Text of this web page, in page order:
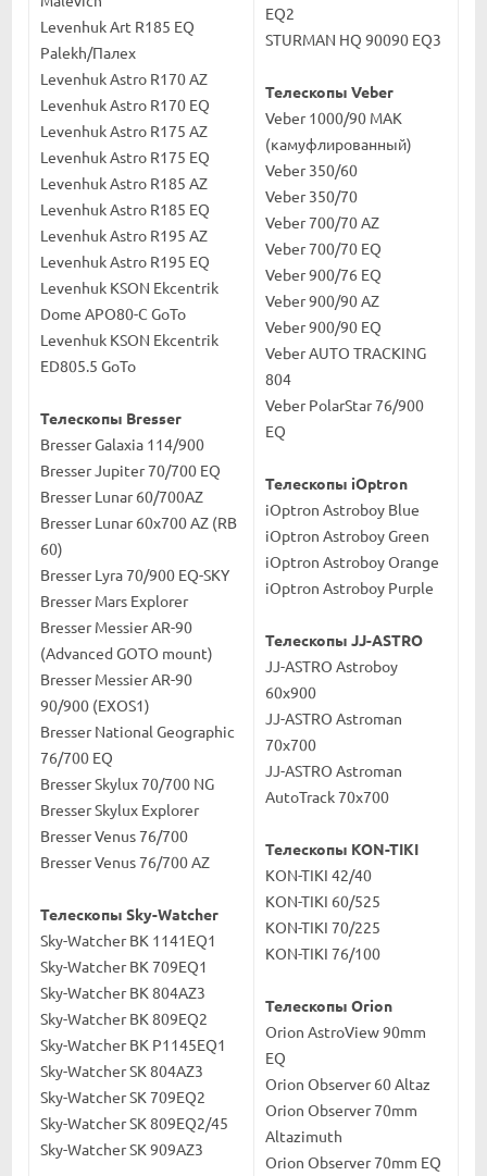
Levenhuk Art R185 EQ
Palekh/Палех
Levenhuk Astro R170 AZ
Levenhuk Astro R170 EQ
Levenhuk Astro R175 AZ
Levenhuk Astro R175 EQ
Levenhuk Astro R185 AZ
Levenhuk Astro R185 EQ
Levenhuk Astro R195 AZ
Levenhuk Astro R195 EQ
Levenhuk KSON Ekcentrik
Dome APO80-C GoTo
Levenhuk KSON Ekcentrik
ED805.5 GoTo
Телескопы Bresser
Bresser Galaxia 114/900
Bresser Jupiter 70/700 EQ
Bresser Lunar 60/700AZ
Bresser Lunar 60х700 AZ (RB
60)
Bresser Lyra 70/900 EQ-SKY
Bresser Mars Explorer
Bresser Messier AR-90
(Advanced GOTO mount)
Bresser Messier AR-90
90/900 (EXOS1)
Bresser National Geographic
76/700 EQ
Bresser Skylux 70/700 NG
Bresser Skylux Explorer
Bresser Venus 76/700
Bresser Venus 76/700 AZ
Телескопы Sky-Watcher
Sky-Watcher BK 1141EQ1
Sky-Watcher BK 709EQ1
Sky-Watcher BK 804AZ3
Sky-Watcher BK 809EQ2
Sky-Watcher BK P1145EQ1
Sky-Watcher SK 804AZ3
Sky-Watcher SK 709EQ2
Sky-Watcher SK 809EQ2/45
Sky-Watcher SK 909AZ3
EQ2
STURMAN HQ 90090 EQ3
Телескопы Veber
Veber 1000/90 MAK
(камуфлированный)
Veber 350/60
Veber 350/70
Veber 700/70 AZ
Veber 700/70 EQ
Veber 900/76 EQ
Veber 900/90 AZ
Veber 900/90 EQ
Veber AUTO TRACKING
804
Veber PolarStar 76/900
EQ
Телескопы iOptron
iOptron Astroboy Blue
iOptron Astroboy Green
iOptron Astroboy Orange
iOptron Astroboy Purple
Телескопы JJ-ASTRO
JJ-ASTRO Astroboy
60x900
JJ-ASTRO Astroman
70x700
JJ-ASTRO Astroman
AutoTrack 70x700
Телескопы KON-TIKI
KON-TIKI 42/40
KON-TIKI 60/525
KON-TIKI 70/225
KON-TIKI 76/100
Телескопы Orion
Orion AstroView 90mm
EQ
Orion Observer 60 Altaz
Orion Observer 70mm
Altazimuth
Orion Observer 70mm EQ